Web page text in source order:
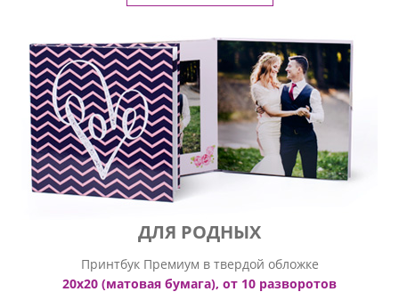
ДЛЯ РОДНЫХ
Принтбук Премиум в твердой обложке
20х20 (матовая бумага), от 10 разворотов